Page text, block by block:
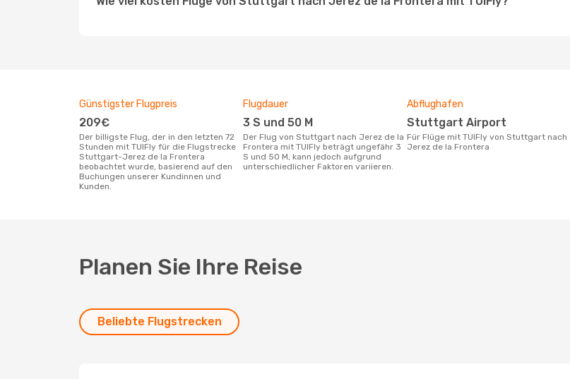
Günstigster Flugpreis
209€
Der billigste Flug, der in den letzten 72
Stunden mit TUIFly für die Flugstrecke
Stuttgart-Jerez de la Frontera
beobachtet wurde, basierend auf den
Buchungen unserer Kundinnen und
Kunden.
Flugdauer
3 S und 50 M
Der Flug von Stuttgart nach Jerez de la
Frontera mit TUIFly beträgt ungefähr 3
S und 50 M, kann jedoch aufgrund
unterschiedlicher Faktoren variieren.
Abflughafen
Stuttgart Airport
Für Flüge mit TUIFly von Stuttgart nach
Jerez de la Frontera
Planen Sie Ihre Reise
Beliebte Flugstrecken